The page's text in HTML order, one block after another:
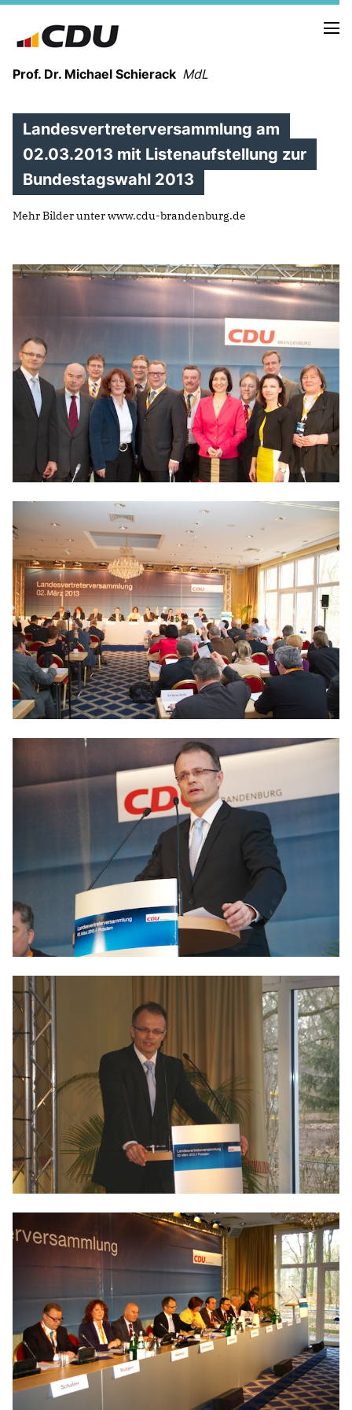
Prof. Dr. Michael Schierack MdL
NEUIGKEITEN
TERMINE
LEBENSLAUF
HEIMAT UND WERTE
POLITIK
SICHERHEIT UND ZUSAMMENHALT
MITTELSTAND UND INDUSTRIE
BILDUNG
IDENTITÄT
MEINE 10 PUNKTE
PRAKTIKUM
LINKS
Landesvertreterversammlung am
02.03.2013 mit Listenaufstellung zur
Bundestagswahl 2013
Mehr Bilder unter www.cdu-brandenburg.de